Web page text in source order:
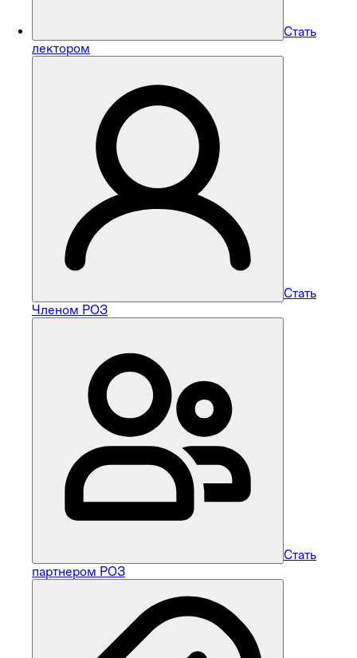
Стать
лектором
Стать
Членом РОЗ
Стать
партнером РОЗ